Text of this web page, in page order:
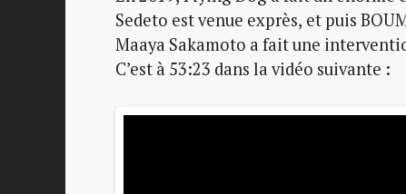
Sedeto est venue exprès, et puis
Maaya Sakamoto a fait une
C’est à 53:23 dans la vidéo suivante :